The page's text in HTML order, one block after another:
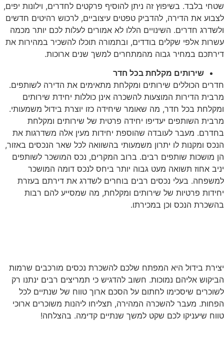
בלבד. בשיפוץ זה ניתן להוסיף פרקטים לחדרים, וילונות יפים,
את הדירה, להדביק טפטים עיצוביים, לרכוש רהיטים חדשים
חדרים. השינויים הללו לא אמורים לעלות לכם יותר מכמה
אלפי שקלים בודדים, ובתמורה תוכלו להשכיר במהירות את
במחיר גבוה מהמתחרים למשך שנים ארוכות.
שירותים מקלחת בכל חדר
הכוללים שירותים ומקלחת מתאימים את הדירה לשותפים.
הדירות המוצעות להשכרה אינן כוללות יחידת שירותים
בכל חדר, מה שאומר שיחידה כזו יוצרת בידול משמעותי.
השותפים יעדיפו יחידה פרטית של שירותים ומקלחת
מעבר לעובדה שהוספת יחידות מעין אלה משדרגות את
ומקנות לו יתרון משמעותי בהשוואה לכל שאר הנכסים באזור,
מושכות שותפים רבים. ברוב המקרים, נכס המושכר לשותפים
אחוז תשואה מעט גבוה יותר ביחס לנכס דומה המושכר
בעלי נכסים רבים בוחרים לשדרג את דירתם בעזרת
פרטיות של שירותים ומקלחת, מה שמסייע להם רבות
הנכס וכן במכירתו.
בידול היא המפתח שלכם להשכרת נכסים מורכבים שרמות
אליהם נמוכות. חשוב להדגיש כי תמריצים רבים ינתנו רק
שיסכימו לחתום על הסכם ארוך טווח של שנתיים לכל
מעבר להשכרה המהירה, תצליחו ליהנות משוכרים ארוכי
שיעניקו לכם שקט למשך שנתיים קדימה. בהצלחה!